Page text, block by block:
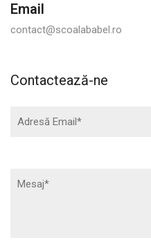
Email
contact@scoalababel.ro
Contactează-ne